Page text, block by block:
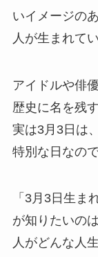
いイメージの
人が生まれて
アイドルや俳
歴史に名を残
実は3月3日は
特別な日なので
「3月3日生ま
が知りたいの
人がどんな人